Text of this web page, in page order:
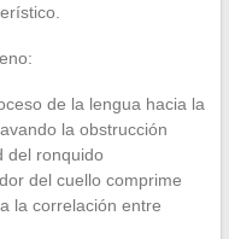
de la lengua hacia la
la obstrucción
del ronquido
del cuello comprime
la correlación entre